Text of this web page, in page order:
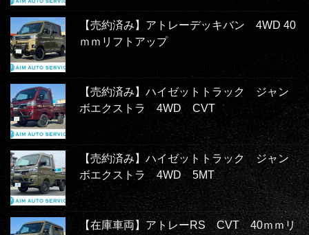
【売約済み】アトレーデッキバン 4WD 40
ｍｍリフトアップ
【売約済み】ハイゼットトラック ジャン
ボエクストラ 4WD CVT
【売約済み】ハイゼットトラック ジャン
ボエクストラ 4WD 5MT
【在庫車両】アトレーRS CVT 40ｍｍリ